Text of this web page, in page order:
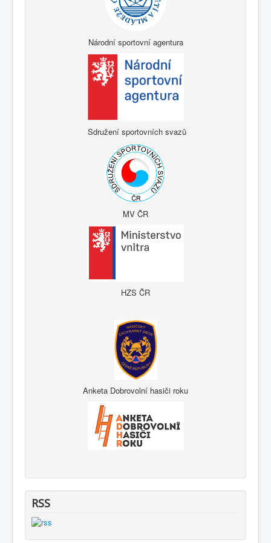
Národní sportovní agentura
Sdružení sportovních svazů
MV ČR
HZS ČR
Anketa Dobrovolní hasiči roku
RSS